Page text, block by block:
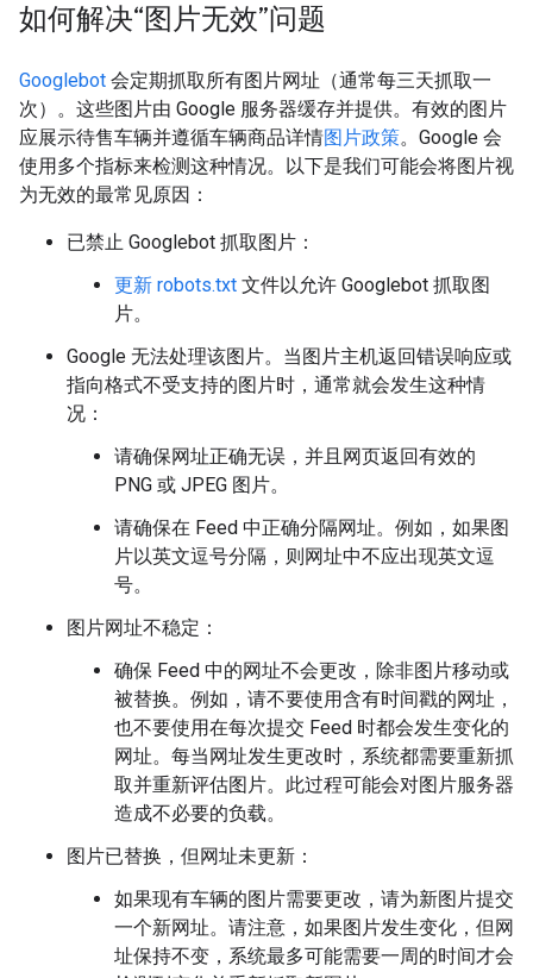
如何解决“图片无效”问题
Googlebot 会定期抓取所有图片网址（通常每三天抓取一
次）。这些图片由 Google 服务器缓存并提供。有效的图片
应展示待售车辆并遵循车辆商品详情图片政策。Google 会
使用多个指标来检测这种情况。以下是我们可能会将图片视
为无效的最常见原因：
已禁止 Googlebot 抓取图片：
更新 robots.txt 文件以允许 Googlebot 抓取图
片。
Google 无法处理该图片。当图片主机返回错误响应或
指向格式不受支持的图片时，通常就会发生这种情
况：
请确保网址正确无误，并且网页返回有效的
PNG 或 JPEG 图片。
请确保在 Feed 中正确分隔网址。例如，如果图
片以英文逗号分隔，则网址中不应出现英文逗
号。
图片网址不稳定：
确保 Feed 中的网址不会更改，除非图片移动或
被替换。例如，请不要使用含有时间戳的网址，
也不要使用在每次提交 Feed 时都会发生变化的
网址。每当网址发生更改时，系统都需要重新抓
取并重新评估图片。此过程可能会对图片服务器
造成不必要的负载。
图片已替换，但网址未更新：
如果现有车辆的图片需要更改，请为新图片提交
一个新网址。请注意，如果图片发生变化，但网
址保持不变，系统最多可能需要一周的时间才会